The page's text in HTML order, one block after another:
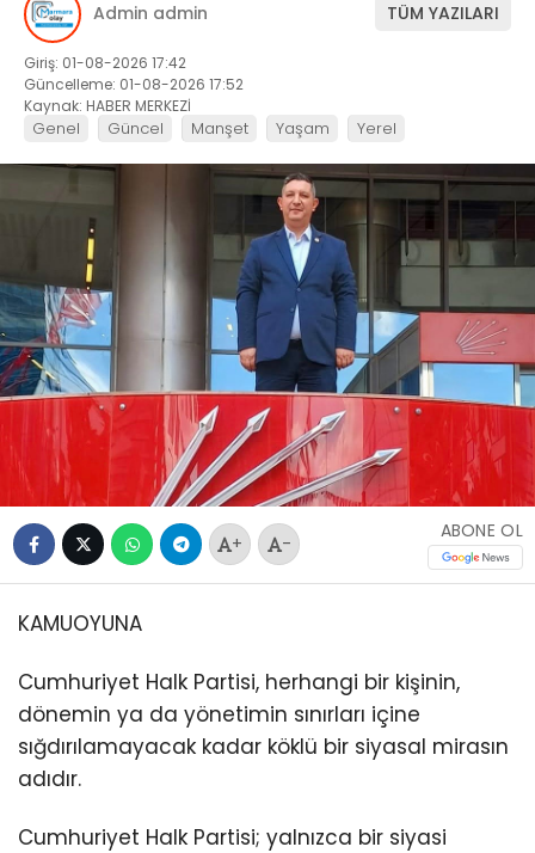
Admin admin TÜM YAZILARI
Giriş: 01-08-2026 17:42
Güncelleme: 01-08-2026 17:52
Kaynak: HABER MERKEZİ
Genel Güncel Manşet Yaşam Yerel
+ -
ABONE OL
KAMUOYUNA
Cumhuriyet Halk Partisi, herhangi bir kişinin,
dönemin ya da yönetimin sınırları içine
sığdırılamayacak kadar köklü bir siyasal mirasın
adıdır.
Cumhuriyet Halk Partisi; yalnızca bir siyasi